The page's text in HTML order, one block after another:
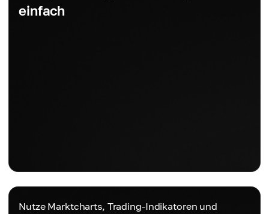
einfach
Nutze Marktcharts, Trading-Indikatoren und